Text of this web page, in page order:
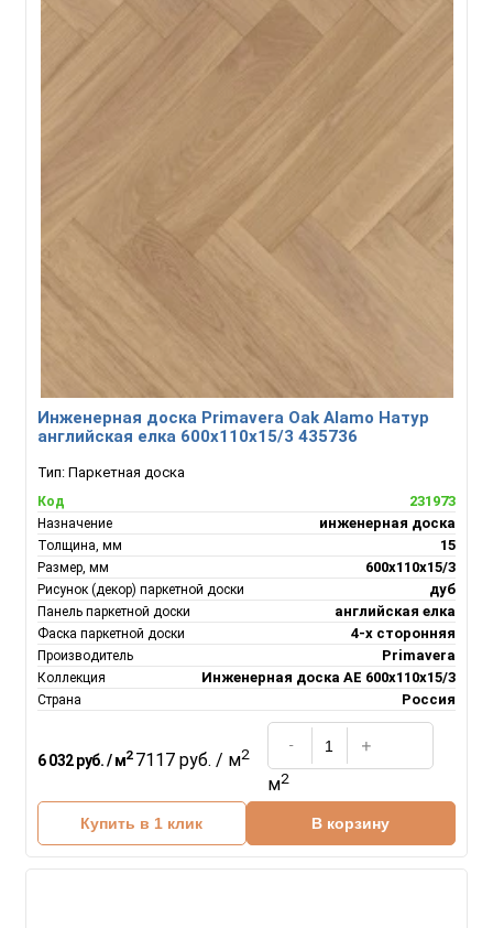
Инженерная доска Primavera Oak Alamo Натур
английская елка 600х110х15/3 435736
Тип: Паркетная доска
Код 231973
Назначение инженерная доска
Толщина, мм 15
Размер, мм 600х110х15/3
Рисунок (декор) паркетной доски дуб
Панель паркетной доски английская елка
Фаска паркетной доски 4-х сторонняя
Производитель Primavera
Коллекция Инженерная доска АЕ 600х110х15/3
Страна Россия
6 032 руб. / м2 7117 руб. / м2
м2
Купить в 1 клик В корзину